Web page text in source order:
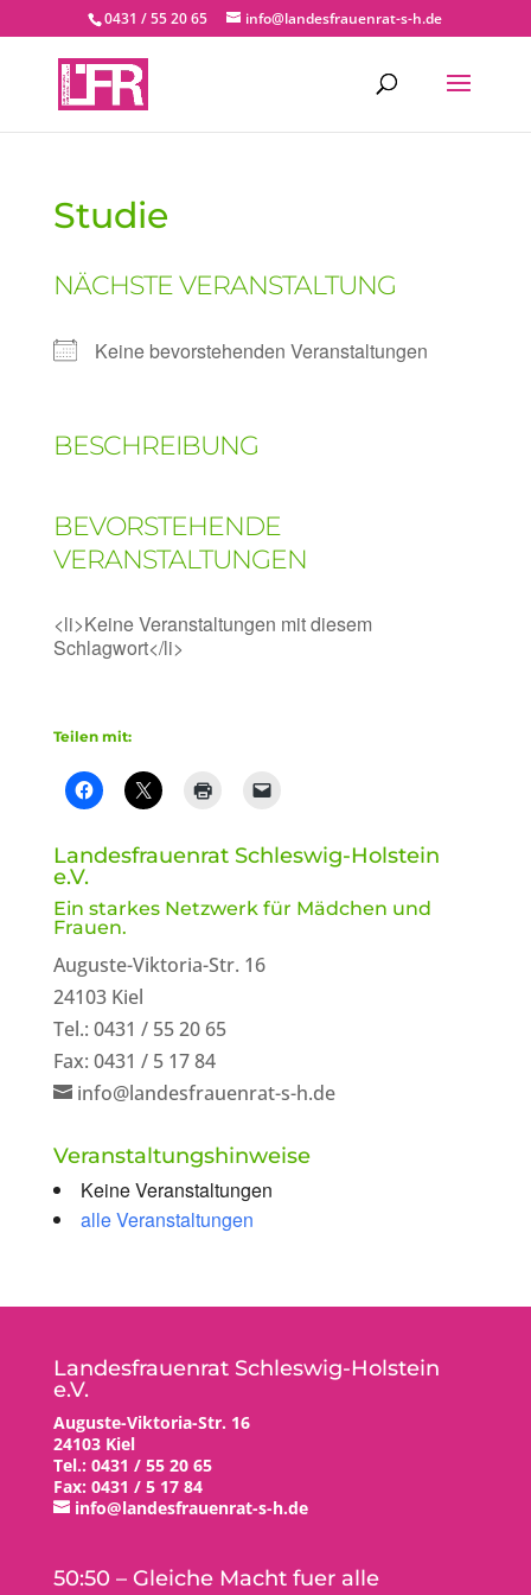
0431 / 55 20 65 info@landesfrauenrat-s-h.de
Studie
NÄCHSTE VERANSTALTUNG
Keine bevorstehenden Veranstaltungen
BESCHREIBUNG
BEVORSTEHENDE
VERANSTALTUNGEN
<li>Keine Veranstaltungen mit diesem
Schlagwort</li>
Teilen mit:
Landesfrauenrat Schleswig-Holstein
e.V.
Ein starkes Netzwerk für Mädchen und
Frauen.
Auguste-Viktoria-Str. 16
24103 Kiel
Tel.: 0431 / 55 20 65
Fax: 0431 / 5 17 84
info@landesfrauenrat-s-h.de
Veranstaltungshinweise
Keine Veranstaltungen
alle Veranstaltungen
Landesfrauenrat Schleswig-Holstein
e.V.
Auguste-Viktoria-Str. 16
24103 Kiel
Tel.: 0431 / 55 20 65
Fax: 0431 / 5 17 84
info@landesfrauenrat-s-h.de
50:50 – Gleiche Macht fuer alle